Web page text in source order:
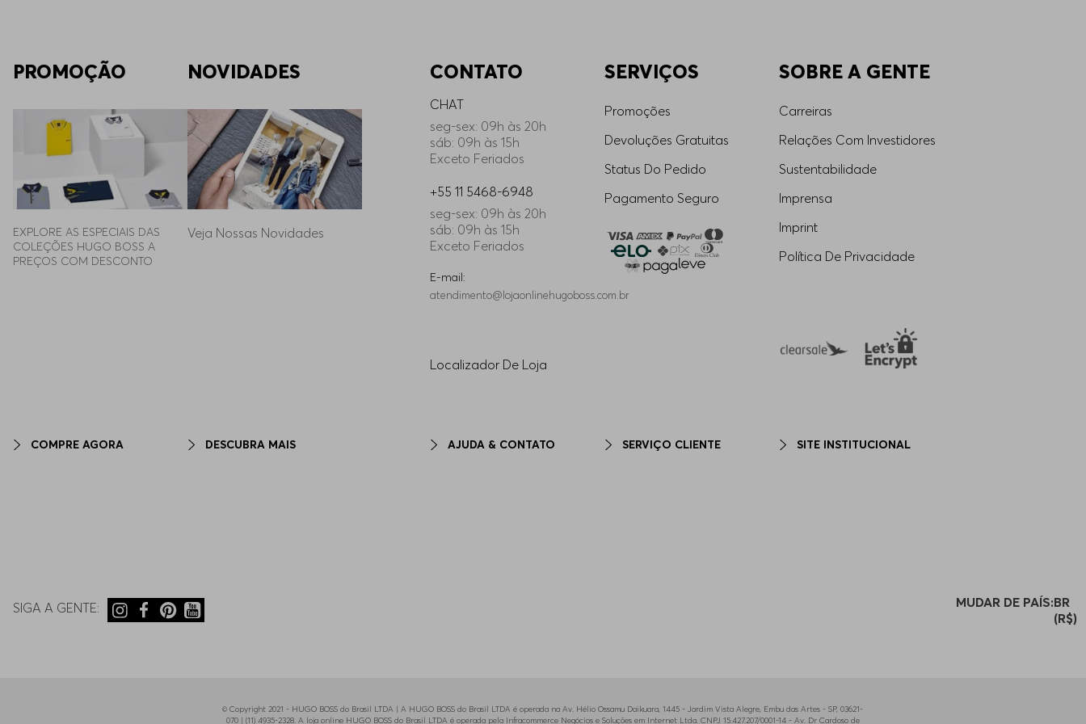
PROMOÇÃO
EXPLORE AS ESPECIAIS DAS
COLEÇÕES HUGO BOSS A
PREÇOS COM DESCONTO
COMPRE AGORA
NOVIDADES
Veja Nossas Novidades
DESCUBRA MAIS
CONTATO
CHAT
seg-sex: 09h às 20h
sáb: 09h às 15h
Exceto Feriados
+55 11 5468-6948
seg-sex: 09h às 20h
sáb: 09h às 15h
Exceto Feriados
E-mail:
atendimento@lojaonlinehugoboss.com.br
Localizador De Loja
AJUDA & CONTATO
SERVIÇOS
Promoções
Devoluções Gratuitas
Status Do Pedido
Pagamento Seguro
SERVIÇO CLIENTE
SOBRE A GENTE
Carreiras
Relações Com Investidores
Sustentabilidade
Imprensa
Imprint
Política De Privacidade
SITE INSTITUCIONAL
SIGA A GENTE: MUDAR DE PAÍS:BR
(R$)
© Copyright 2021 - HUGO BOSS do Brasil LTDA | A HUGO BOSS do Brasil LTDA é operada na Av. Hélio Ossamu Daikuara, 1445 - Jardim Vista Alegre, Embu das Artes - SP, 03621-
070 | (11) 4935-2328. A loja online HUGO BOSS do Brasil LTDA é operada pela Infracommerce Negócios e Soluções em Internet Ltda. CNPJ 15.427.207/0001-14 - Av. Dr Cardoso de